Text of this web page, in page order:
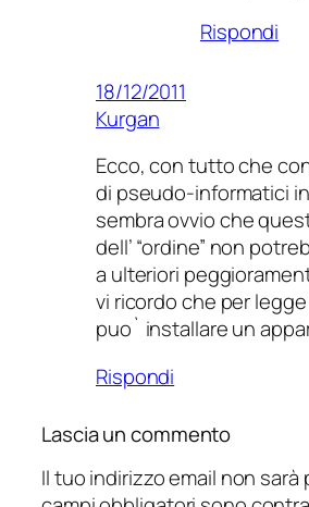
Rispondi
18/12/2011
Kurgan
Ecco, con tutto che
di pseudo-informatici
sembra ovvio che
dell’ “ordine” non
a ulteriori
vi ricordo che per
puo` installare un
Rispondi
Lascia un commento
Il tuo indirizzo email non sarà